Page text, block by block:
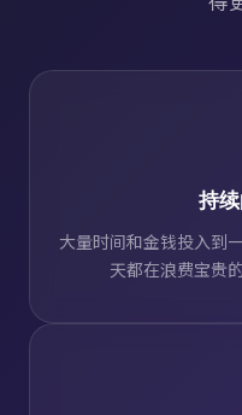
持
大量时间和金钱投入到
天都在浪费宝贵